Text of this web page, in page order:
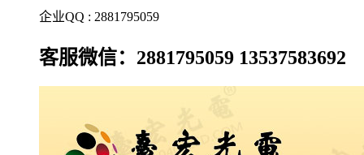
企业QQ : 2881795059
客服微信：2881795059 13537583692